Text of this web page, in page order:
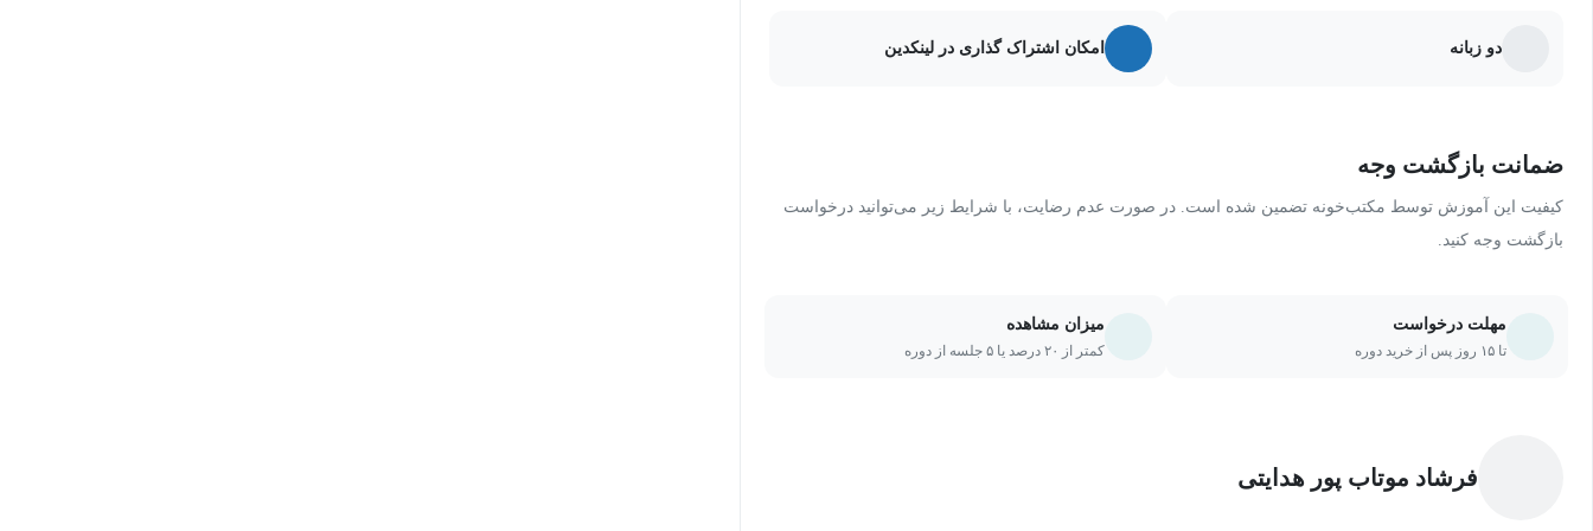
امکان اشتراک گذاری در لینکدین دو زبانه
ضمانت بازگشت وجه
کیفیت این آموزش توسط مکتب‌خونه تضمین شده است. در صورت عدم رضایت، با شرایط زیر می‌توانید درخواست
بازگشت وجه کنید.
مهلت درخواست
تا ۱۵ روز پس از خرید دوره
میزان مشاهده
کمتر از ۲۰ درصد یا ۵ جلسه از دوره
فرشاد موتاب پور هدایتی